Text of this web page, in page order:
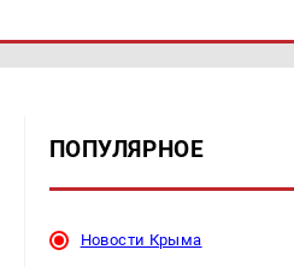
ПОПУЛЯРНОЕ
Новости Крыма